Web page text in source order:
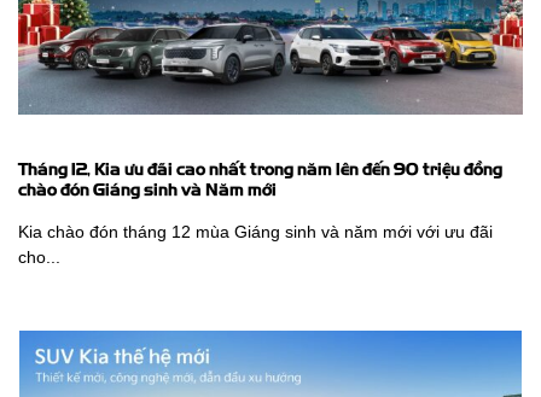
Tháng 12, Kia ưu đãi cao nhất trong năm lên đến 90 triệu đồng
chào đón Giáng sinh và Năm mới
Kia chào đón tháng 12 mùa Giáng sinh và năm mới với ưu đãi
cho...